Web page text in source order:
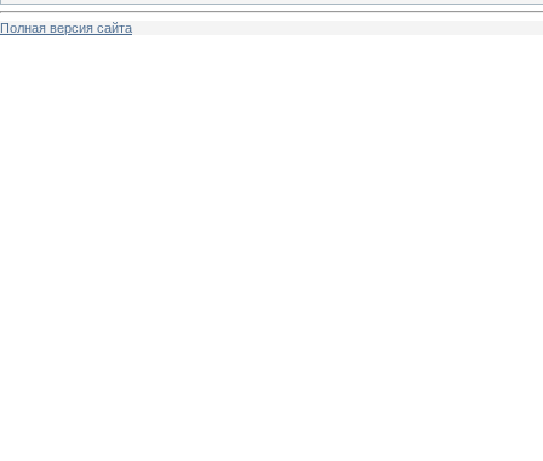
Полная версия сайта